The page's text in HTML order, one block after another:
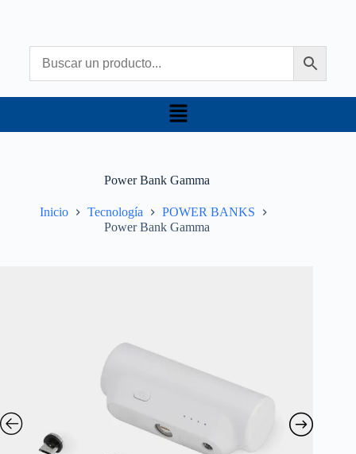
Power Bank Gamma
Inicio Tecnología
POWER BANKS
Power Bank Gamma